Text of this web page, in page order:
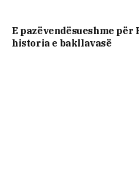
E pazëvendësueshme për
historia e bakllavasë